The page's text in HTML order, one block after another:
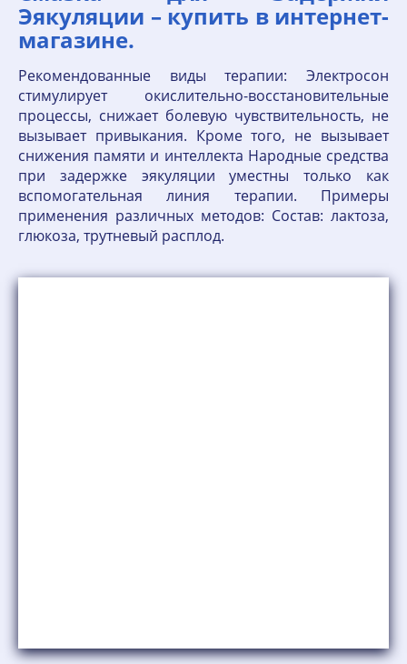
Эякуляции – купить в интернет-
магазине.
Рекомендованные виды терапии: Электросон
стимулирует окислительно-восстановительные
процессы, снижает болевую чувствительность, не
вызывает привыкания. Кроме того, не вызывает
снижения памяти и интеллекта Народные средства
при задержке эякуляции уместны только как
вспомогательная линия терапии. Примеры
применения различных методов: Состав: лактоза,
глюкоза, трутневый расплод.